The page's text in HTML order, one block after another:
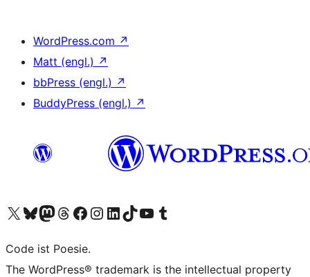
WordPress.com ↗
Matt (engl.) ↗
bbPress (engl.) ↗
BuddyPress (engl.) ↗
Das X-Konto (früher Twitter) von WordPress.org besuchen
Das Bluesky-Konto von WordPress.org besuchen
Das Mastodon-Konto von WordPress.org besuchen
Das Threads-Konto von WordPress.org besuchen
Die Facebook-Seite von WordPress.org besuchen
Das Instagram-Konto von WordPress.org besuchen
Das LinkedIn-Konto von WordPress.org besuchen
Das TikTok-Konto von WordPress.org besuchen
Den YouTube-Kanal von WordPress.org besuchen
Das Tumblr-Konto von WordPress.org besuchen
Code ist Poesie.
The WordPress® trademark is the intellectual property